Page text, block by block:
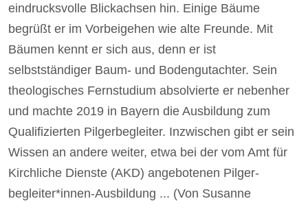
eindrucksvolle Blickachsen hin. Einige Bäume
begrüßt er im Vorbeigehen wie alte Freunde. Mit
Bäumen kennt er sich aus, denn er ist
selbstständiger Baum- und ­Bodengutachter. Sein
theologisches Fernstudium absolvierte er nebenher
und machte 2019 in Bayern die Ausbildung zum
Qualifizierten Pilgerbegleiter. Inzwischen gibt er sein
Wissen an andere weiter, etwa bei der vom Amt für
Kirchliche Dienste (AKD) angebotenen Pilger­
begleiter*innen-Ausbildung ... (Von Susanne